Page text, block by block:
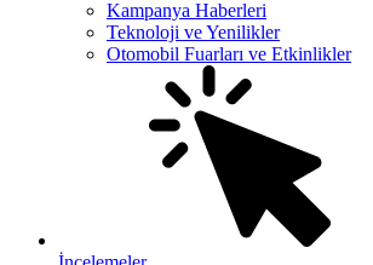
Kampanya Haberleri
Teknoloji ve Yenilikler
Otomobil Fuarları ve Etkinlikler